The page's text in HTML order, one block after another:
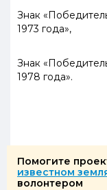
Знак
1973 года»,
Знак
1978 года».
Помогите
известном
волонтером